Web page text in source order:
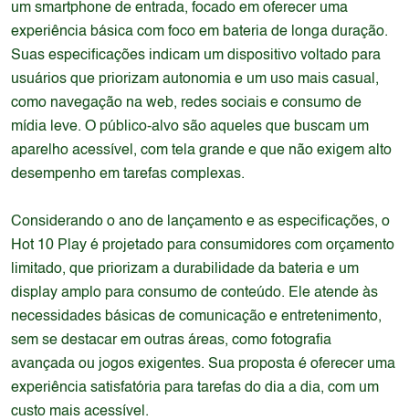
um smartphone de entrada, focado em oferecer uma
experiência básica com foco em bateria de longa duração.
Suas especificações indicam um dispositivo voltado para
usuários que priorizam autonomia e um uso mais casual,
como navegação na web, redes sociais e consumo de
mídia leve. O público-alvo são aqueles que buscam um
aparelho acessível, com tela grande e que não exigem alto
desempenho em tarefas complexas.
Considerando o ano de lançamento e as especificações, o
Hot 10 Play é projetado para consumidores com orçamento
limitado, que priorizam a durabilidade da bateria e um
display amplo para consumo de conteúdo. Ele atende às
necessidades básicas de comunicação e entretenimento,
sem se destacar em outras áreas, como fotografia
avançada ou jogos exigentes. Sua proposta é oferecer uma
experiência satisfatória para tarefas do dia a dia, com um
custo mais acessível.